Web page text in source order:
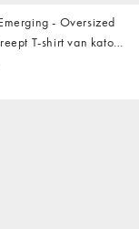
- Oversized
T-shirt van katoen
en zijsplit in